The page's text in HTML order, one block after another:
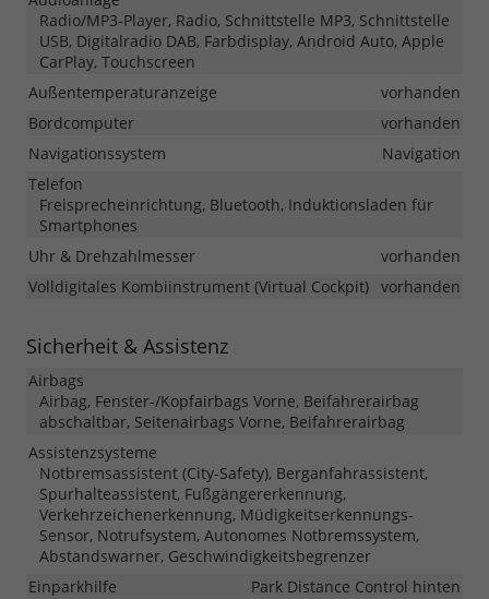
Radio/MP3-Player, Radio, Schnittstelle MP3, Schnittstelle
USB, Digitalradio DAB, Farbdisplay, Android Auto, Apple
CarPlay, Touchscreen
Außentemperaturanzeige
vorhanden
Bordcomputer
vorhanden
Navigationssystem
Navigation
Telefon
Freisprecheinrichtung, Bluetooth, Induktionsladen für
Smartphones
Uhr & Drehzahlmesser
vorhanden
Volldigitales Kombiinstrument (Virtual Cockpit) vorhanden
Sicherheit & Assistenz
Airbags
Airbag, Fenster-/Kopfairbags Vorne, Beifahrerairbag
abschaltbar, Seitenairbags Vorne, Beifahrerairbag
Assistenzsysteme
Notbremsassistent (City-Safety), Berganfahrassistent,
Spurhalteassistent, Fußgängererkennung,
Verkehrzeichenerkennung, Müdigkeitserkennungs-
Sensor, Notrufsystem, Autonomes Notbremssystem,
Abstandswarner, Geschwindigkeitsbegrenzer
Einparkhilfe
Park Distance Control hinten